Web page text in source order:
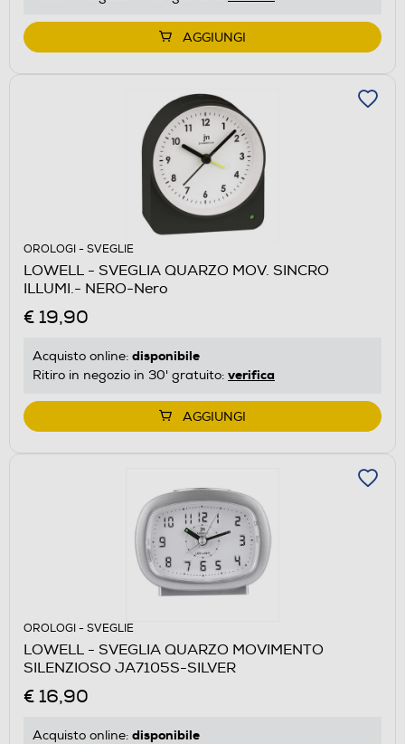
AGGIUNGI
OROLOGI - SVEGLIE
LOWELL - SVEGLIA QUARZO MOV. SINCRO
ILLUMI.- NERO-Nero
€ 19,90
Acquisto online: disponibile
Ritiro in negozio in 30' gratuito: verifica
AGGIUNGI
OROLOGI - SVEGLIE
LOWELL - SVEGLIA QUARZO MOVIMENTO
SILENZIOSO JA7105S-SILVER
€ 16,90
Acquisto online: disponibile